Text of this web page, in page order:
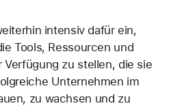
intensiv dafür ein,
Tools, Ressourcen und
zu stellen, die sie
Unternehmen im
zu wachsen und zu